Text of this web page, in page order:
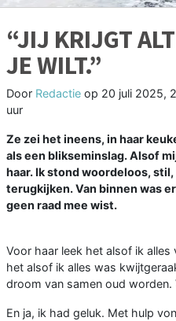
“JIJ KRIJGT
JE WILT.”
Door Redactie op 20 juli 2025,
uur
Ze zei het ineens, in haar
als een blikseminslag. Alsof
haar. Ik stond woordeloos,
terugkijken. Van binnen was
geen raad mee wist.
Voor haar leek het alsof ik
het alsof ik alles was
droom van samen oud worden.
En ja, ik had geluk. Met hulp